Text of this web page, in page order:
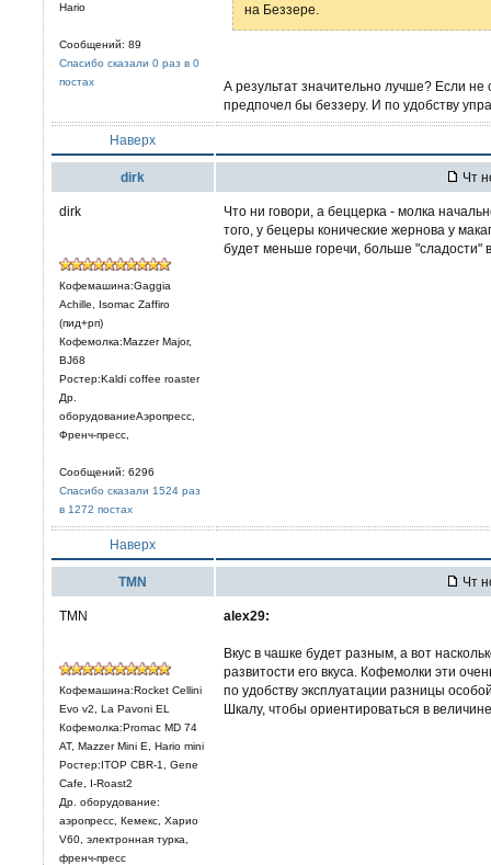
Hario
Сообщений: 89
Спасибо сказали 0 раз в 0
постах
на Беззере.
А результат значительно лучше? Если не
предпочел бы беззеру. И по удобству
Наверх
dirk Чт
dirk
Кофемашина:Gaggia
Achille, Isomac Zaffiro
(пид+рп)
Кофемолка:Mazzer Major,
BJ68
Ростер:Kaldi coffee roaster
Др.
оборудованиеАэропресс,
Френч-пресс,
Сообщений: 6296
Спасибо сказали 1524 раз
в 1272 постах
Что ни говори, а беццерка - молка
того, у бецеры конические жернова у
будет меньше горечи, больше "сладости"
Наверх
TMN Чт
TMN
Кофемашина:Rocket Cellini
Evo v2, La Pavoni EL
Кофемолка:Promac MD 74
AT, Mazzer Mini E, Hario mini
Ростер:ITOP CBR-1, Gene
Cafe, I-Roast2
Др. оборудование:
аэропресс, Кемекс, Харио
V60, электронная турка,
френч-пресс
alex29:
Вкус в чашке будет разным, а вот
развитости его вкуса. Кофемолки эти
по удобству эксплуатации разницы
Шкалу, чтобы ориентироваться в